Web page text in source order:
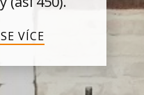
VÍCE